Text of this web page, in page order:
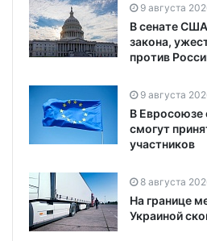
9 августа
В сенате
закона,
против
9 августа
В Евросоюзе
смогут
участников
8 августа
На границе
Украиной